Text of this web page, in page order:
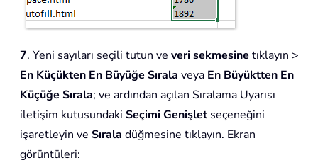
7. Yeni sayıları seçili tutun ve veri sekmesine tıklayın >
En Küçükten En Büyüğe Sırala veya En Büyüktten En
Küçüğe Sırala; ve ardından açılan Sıralama Uyarısı
iletişim kutusundaki Seçimi Genişletseçeneğini
işaretleyin ve Sırala düğmesine tıklayın. Ekran
görüntüleri: